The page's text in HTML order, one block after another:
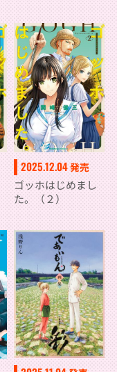
2025.12.04発売
ゴッホはじめまし
た。（２）